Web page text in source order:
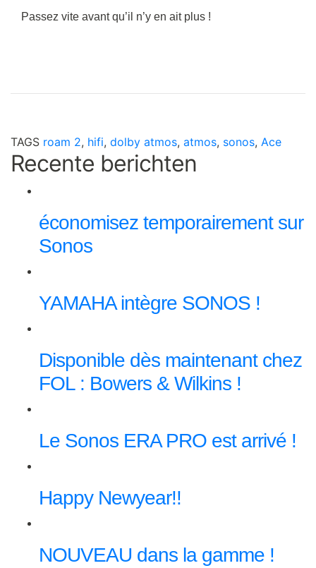
Passez vite avant qu’il n’y en ait plus !
TAGS roam 2, hifi, dolby atmos, atmos, sonos, Ace
Recente berichten
économisez temporairement sur
Sonos
YAMAHA intègre SONOS !
Disponible dès maintenant chez
FOL : Bowers & Wilkins !
Le Sonos ERA PRO est arrivé !
Happy Newyear!!
NOUVEAU dans la gamme !